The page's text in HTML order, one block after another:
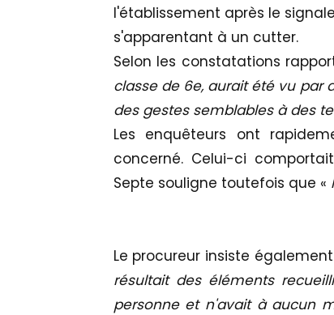
l'établissement après le
s'apparentant à un cutter.
Selon les constatations
classe de 6e, aurait été vu par
des gestes semblables à des
Les enquêteurs ont
concerné. Celui-ci
Septe souligne toutefois que «
Le procureur insiste
résultait des éléments
personne et n'avait à aucun